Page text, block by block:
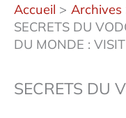
Accueil
Archives
SECRETS DU
DU MONDE :
SECRETS DU